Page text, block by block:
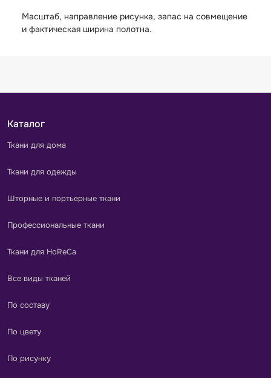
Масштаб, направление рисунка, запас на совмещение
и фактическая ширина полотна.
Каталог
Ткани для дома
Ткани для одежды
Шторные и портьерные ткани
Профессиональные ткани
Ткани для HoReCa
Все виды тканей
По составу
По цвету
По рисунку